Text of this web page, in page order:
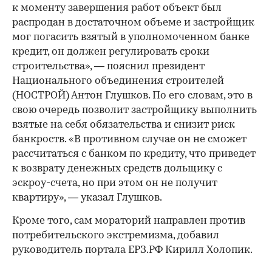
к моменту завершения работ объект был
распродан в достаточном объеме и застройщик
мог погасить взятый в уполномоченном банке
кредит, он должен регулировать сроки
строительства», — пояснил президент
Национального объединения строителей
(НОСТРОЙ) Антон Глушков. По его словам, это в
свою очередь позволит застройщику выполнить
взятые на себя обязательства и снизит риск
банкроств. «В противном случае он не сможет
рассчитаться с банком по кредиту, что приведет
к возврату денежных средств дольщику с
эскроу-счета, но при этом он не получит
квартиру», — указал Глушков.
Кроме того, сам мораторий направлен против
потребительского экстремизма, добавил
руководитель портала ЕРЗ.РФ Кирилл Холопик.